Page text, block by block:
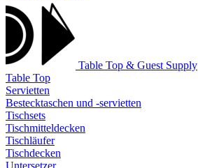
Table Top & Guest Supply
Table Top
Servietten
Bestecktaschen und -servietten
Tischsets
Tischmitteldecken
Tischläufer
Tischdecken